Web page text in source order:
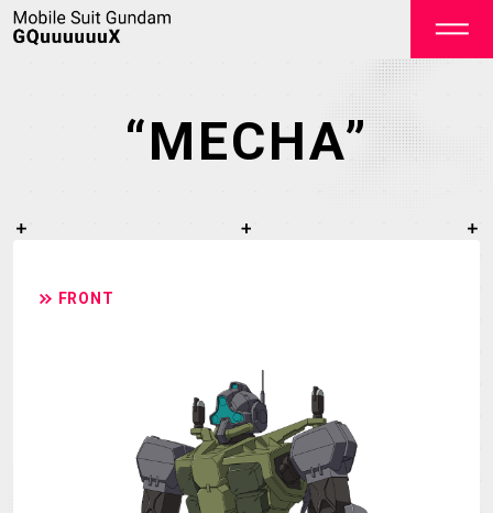
STAFF&CAST
CHARACTER
“MECHA”
FRONT